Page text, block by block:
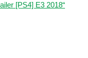
[PS4] E3 2018“